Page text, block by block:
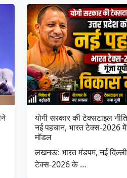
योगी सरकार की टेक्सटाइल
नई पहचान, भारत टेक्स-2026
मॉडल
लखनऊ: भारत मंडपम, नई
टेक्स-2026 के …